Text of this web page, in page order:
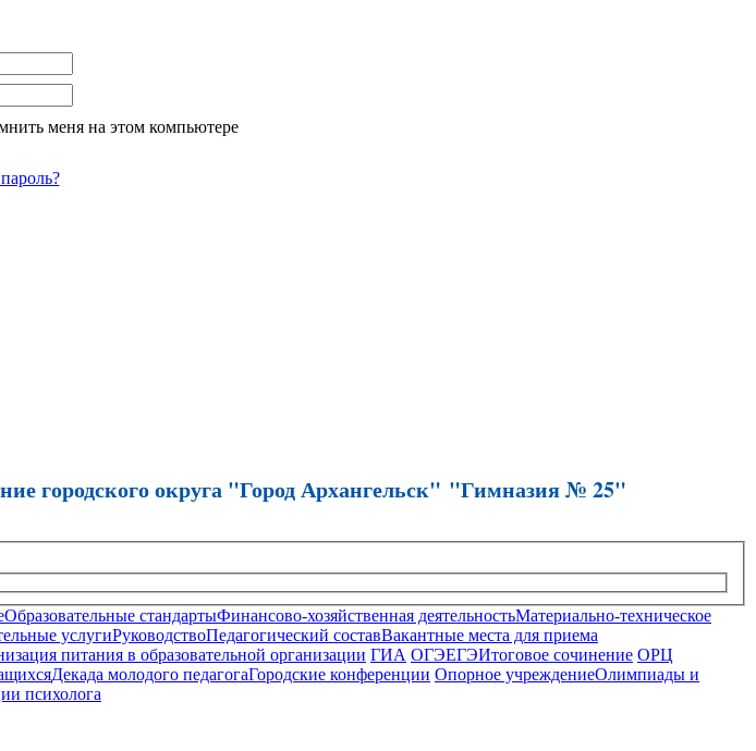
меня на этом компьютере
городского округа "Город Архангельск" "Гимназия № 25"
Образовательные стандартыФинансово-хозяйственная деятельностьМатериально-техническое
услугиРуководствоПедагогический составВакантные места для приема
питания в образовательной организации ГИА ОГЭЕГЭИтоговое сочинение ОРЦ
Декада молодого педагогаГородские конференции Опорное учреждениеОлимпиады и
психолога